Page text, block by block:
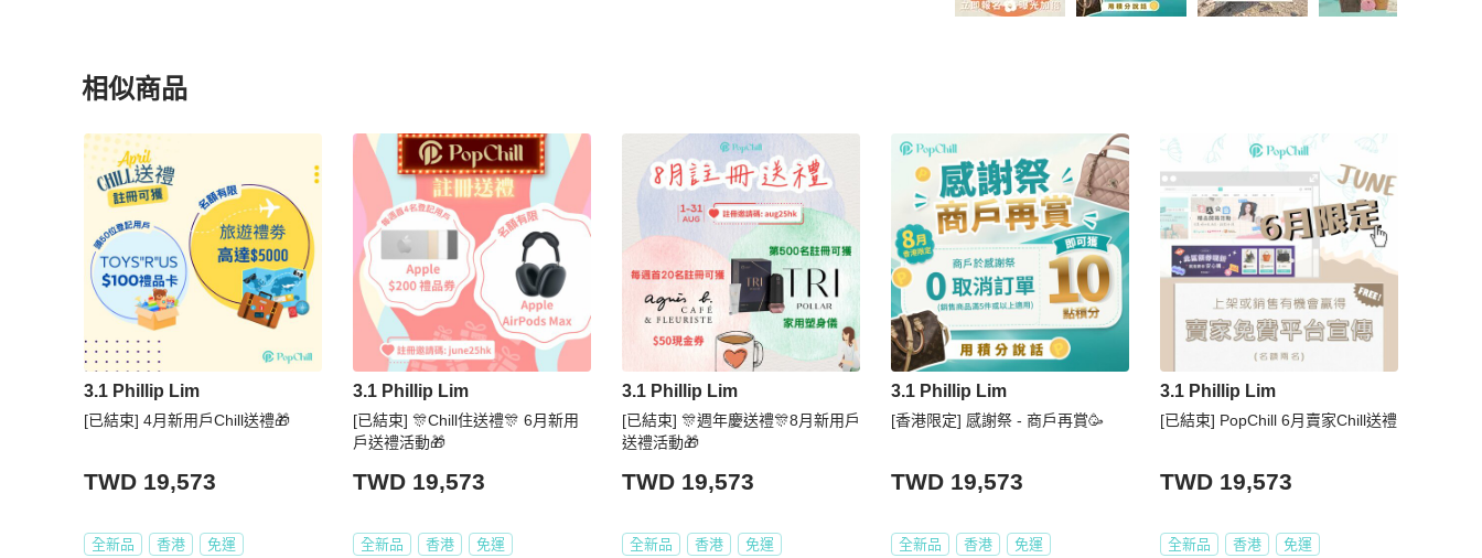
相似商品
更多相似3.1 Phillip Lim女包推薦精品
3.1 Phillip Lim
[已結束] 4月新用戶Chill送禮🎁
TWD 19,573
全新品 香港 免運
3.1 Phillip Lim
[已結束] 🎊Chill住送禮🎊 6月新用
戶送禮活動🎁
TWD 19,573
全新品 香港 免運
3.1 Phillip Lim
[已結束] 🎊週年慶送禮🎊8月新用戶
送禮活動🎁
TWD 19,573
全新品 香港 免運
3.1 Phillip Lim
[香港限定] 感謝祭 - 商戶再賞🥳
TWD 19,573
全新品 香港 免運
3.1 Phillip Lim
[已結束] PopChill 6月賣家Chill送禮
TWD 19,573
全新品 香港 免運